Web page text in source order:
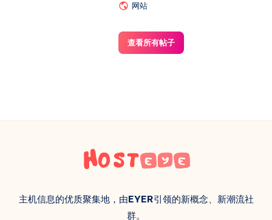
网站
查看所有帖子
主机信息的优质聚集地，由EYER引领的新概念、新潮流社
群。